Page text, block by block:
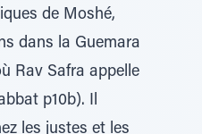
de Moshé,
dans la Guemara
Rav Safra appelle
p10b). Il
les justes et les